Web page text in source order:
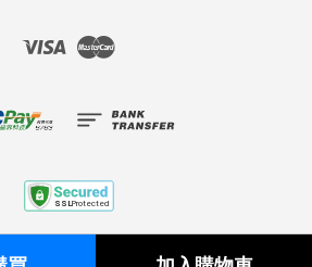
Visa
款| 退款政策